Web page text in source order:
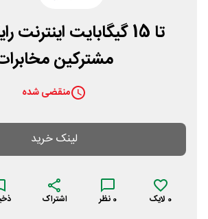
تا 15 گیگابایت اینترنت
مشترکین
منقضی شده
لینک خرید
0 لایک 0 نظر اشتراک